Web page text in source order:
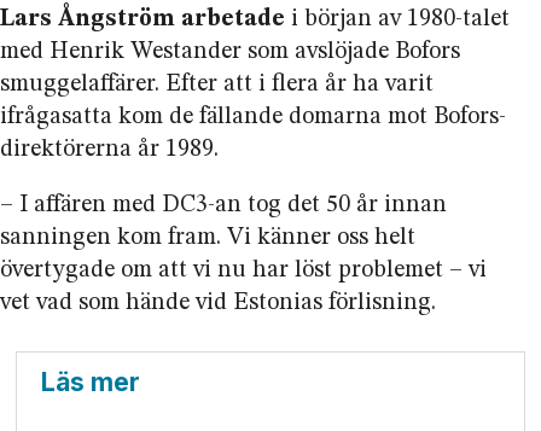
Lars Ångström arbetade i början av 1980-talet
med Henrik Westander som avslöjade Bofors
smuggel­affärer. Efter att i flera år ha varit
ifrågasatta kom de fällande domarna mot Bofors­
direktörerna år 1989.
– I affären med DC3-an tog det 50 år innan
sanningen kom fram. Vi känner oss helt
övertygade om att vi nu har löst problemet – vi
vet vad som hände vid Estonias förlisning.
Läs mer